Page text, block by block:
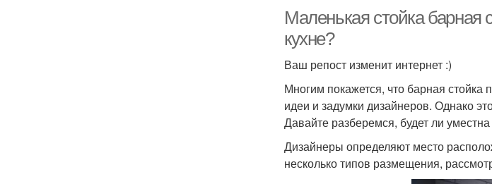
Маленькая стойка барная
кухне?
Ваш репост изменит интернет :)
Многим покажется, что барная стойка
идеи и задумки дизайнеров. Однако
Давайте разберемся, будет ли
Дизайнеры определяют место
несколько типов размещения,